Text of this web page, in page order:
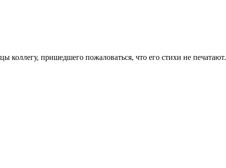
пришедшего пожаловаться, что его стихи не печатают.